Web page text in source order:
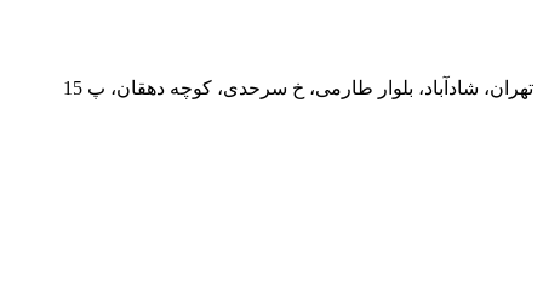
تهران، شادآباد، بلوار طارمی، خ سرحدی، کوچه دهقان، پ 15